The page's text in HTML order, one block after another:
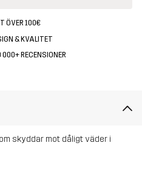
ÖVER 100€
& KVALITET
RECENSIONER
skyddar mot dåligt väder i